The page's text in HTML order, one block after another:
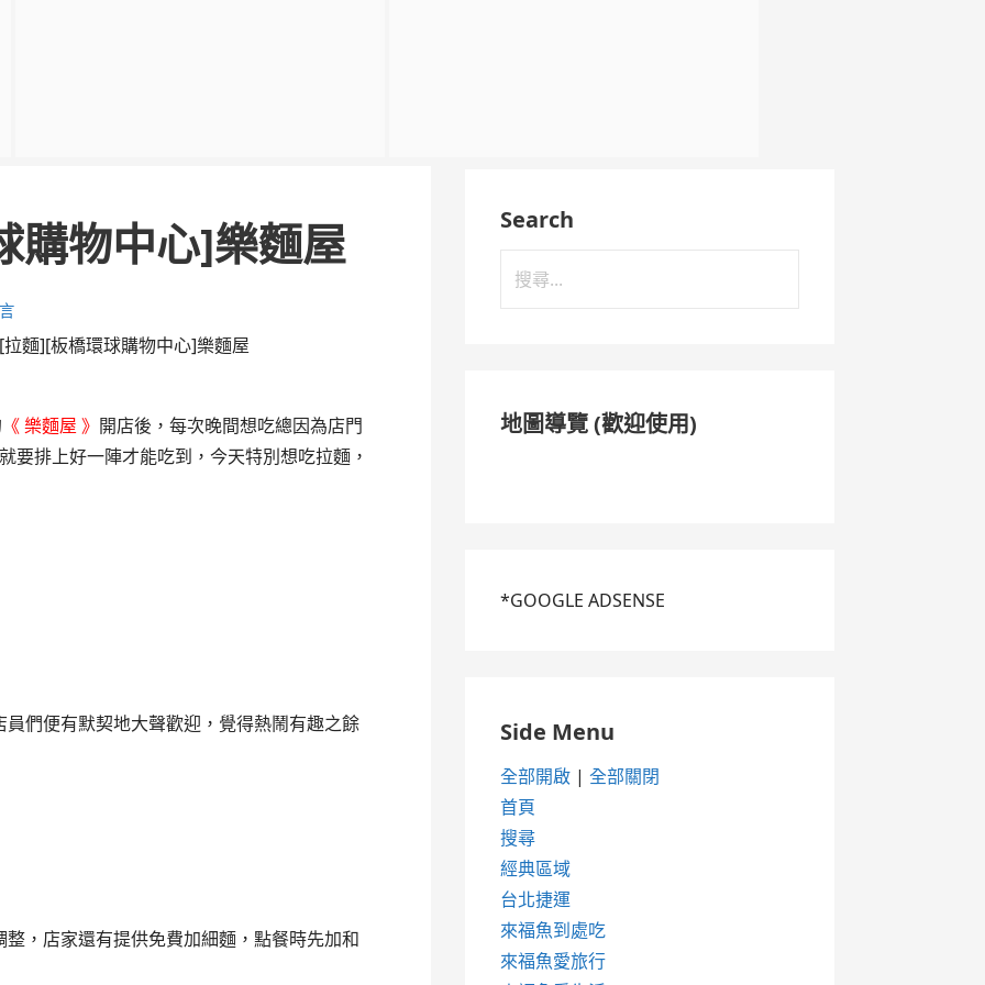
購物中心]樂麵屋
[拉麵][板橋環球購物中心]樂麵屋
《 樂麵屋 》 開店後，每次晚間想吃總因為店門
要排上好一陣才能吃到，今天特別想吃拉麵，
們便有默契地大聲歡迎，覺得熱鬧有趣之餘
，店家還有提供免費加細麵，點餐時先加和
Search
尋
地圖導覽 (歡迎使用)
*GOOGLE ADSENSE
Side Menu
全部開啟| 全部關閉
首頁
搜尋
經典區域
台北捷運
來福魚到處吃
來福魚愛旅行